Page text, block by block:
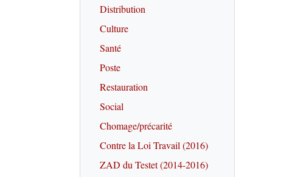
Distribution
Culture
Santé
Poste
Restauration
Social
Chomage/précarité
Contre la Loi Travail (2016)
ZAD du Testet (2014-2016)